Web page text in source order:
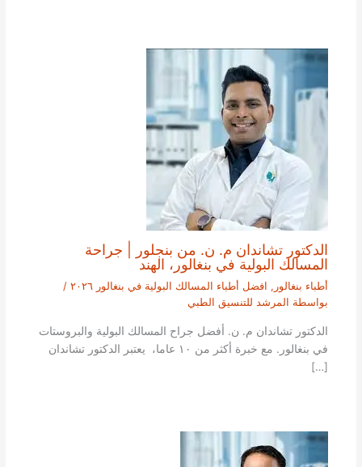
الدكتور تشاندان م. ن. من بنجلور | جراحة
المسالك البولية في بنغالور، الهند
أطباء بنغالور , افضل أطباء المسالك البولية في بنغالور ٢٠٢٦
/
بواسطة المرشد للتنسيق الطبي
الدكتور تشاندان م. ن. أفضل جراح المسالك البولية والبروستات
في بنغالور. مع خبرة أكثر من ١٠ عاما، يعتبر الدكتور تشاندان
[…]